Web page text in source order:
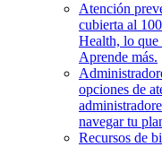
Atención
cubierta al
Health, lo que
Aprende más.
opciones de
navegar tu
Recursos de